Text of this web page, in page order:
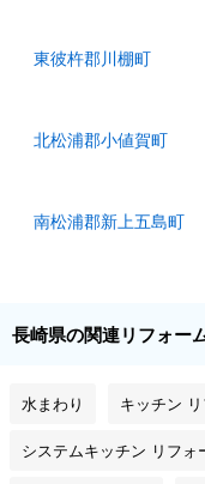
東彼杵郡川棚町
北松浦郡小値賀町
南松浦郡新上五島町
長崎県の関連リフォー
水まわり キッチン
システムキッチン リフォ